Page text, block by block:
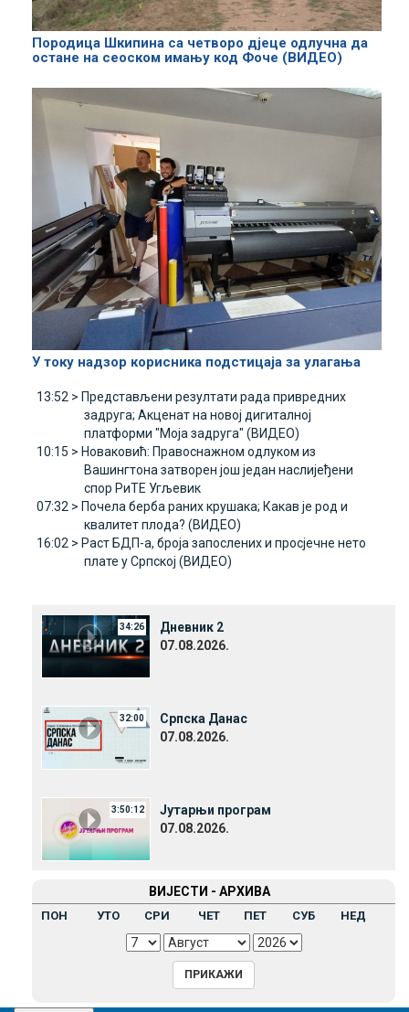
Породица Шкипина са четворо дјеце одлучна да
остане на сеоском имању код Фоче (ВИДЕО)
У току надзор корисника подстицаја за улагања
13:52 > Представљени резултати рада привредних
задруга; Акценат на новој дигиталној
платформи "Моја задруга" (ВИДЕО)
10:15 > Новаковић: Правоснажном одлуком из
Вашингтона затворен још један наслијеђени
спор РиТЕ Угљевик
07:32 > Почела берба раних крушака; Какав је род и
квалитет плода? (ВИДЕО)
16:02 > Раст БДП-а, броја запослених и просјечне нето
плате у Српској (ВИДЕО)
34:26
Дневник 2
07.08.2026.
32:00
Српска Данас
07.08.2026.
3:50:12
Јутарњи програм
07.08.2026.
ВИЈЕСТИ - АРХИВА
ПОН УТО СРИ ЧЕТ ПЕТ СУБ НЕД